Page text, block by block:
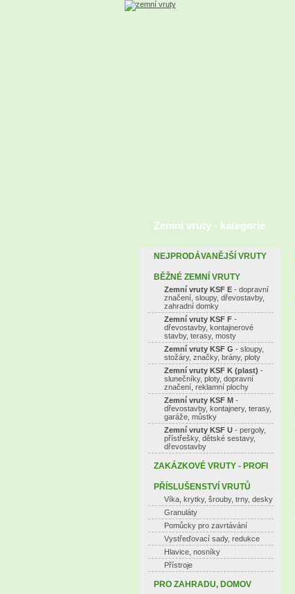
Zemní vruty - kategorie
NEJPRODÁVANĚJŠÍ VRUTY
BĚŽNÉ ZEMNÍ VRUTY
Zemní vruty KSF E- dopravní
značení, sloupy, dřevostavby,
zahradní domky
Zemní vruty KSF F-
dřevostavby, kontajnerové
stavby, terasy, mosty
Zemní vruty KSF G - sloupy,
stožáry, značky, brány, ploty
Zemní vruty KSF K (plast) -
slunečníky, ploty, dopravní
značení, reklamní plochy
Zemní vruty KSF M-
dřevostavby, kontajnery, terasy,
garáže, můstky
Zemní vruty KSF U- pergoly,
přístřešky, dětské sestavy,
dřevostavby
ZAKÁZKOVÉ VRUTY - PROFI
PŘÍSLUŠENSTVÍ VRUTŮ
Víka, krytky, šrouby, trny, desky
Granuláty
Pomůcky pro zavrtávání
Vystřeďovací sady, redukce
Hlavice, nosníky
Přístroje
PRO ZAHRADU, DOMOV